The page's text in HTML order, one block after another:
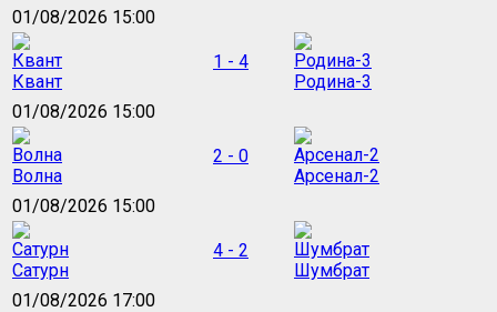
01/08/2026 15:00
Квант
1 - 4
Родина-3
01/08/2026 15:00
Волна
2 - 0
Арсенал-2
01/08/2026 15:00
Сатурн
4 - 2
Шумбрат
01/08/2026 17:00